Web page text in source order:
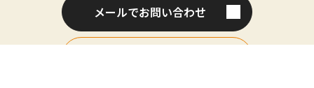
メールでお問い合わせ